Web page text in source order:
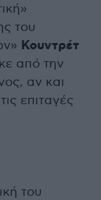
του
Κουντρέτ
από την
αν και
επιταγές
του